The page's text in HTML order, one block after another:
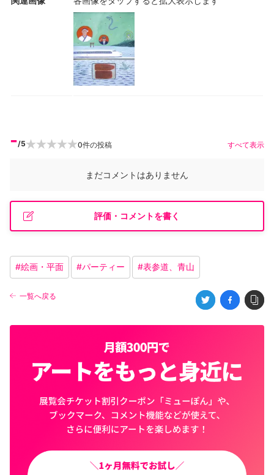
-/5 0件の投稿 すべて表示
まだコメントはありません
評価・コメントを書く
#絵画・平面 #パーティー #表参道、青山
一覧へ戻る